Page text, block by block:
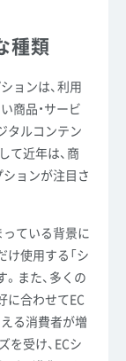
種類
ョンは、利用
商品・サービ
タルコンテン
て近年は、商
ションが注目さ
ている背景に
け使用する「シ
また、多くの
に合わせてEC
る消費者が増
を受け、ECシ